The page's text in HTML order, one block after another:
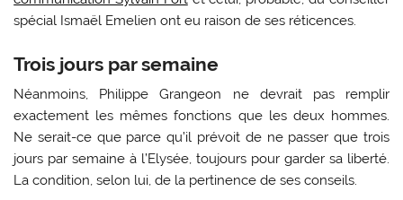
spécial Ismaël Emelien ont eu raison de ses réticences.
Trois jours par semaine
Néanmoins, Philippe Grangeon ne devrait pas remplir
exactement les mêmes fonctions que les deux hommes.
Ne serait-ce que parce qu’il prévoit de ne passer que trois
jours par semaine à l’Elysée, toujours pour garder sa liberté.
La condition, selon lui, de la pertinence de ses conseils.